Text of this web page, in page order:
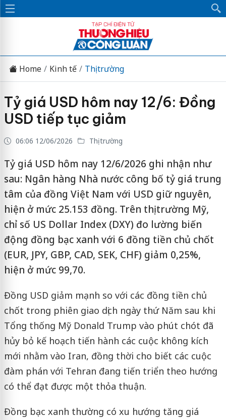
Home Kinh tế Thị trường
Tỷ giá USD hôm nay 12/6: Đồng
USD tiếp tục giảm
06:06 12/06/2026 Thị trường
Tỷ giá USD hôm nay 12/6/2026 ghi nhận như
sau: Ngân hàng Nhà nước công bố tỷ giá trung
tâm của đồng Việt Nam với USD giữ nguyên,
hiện ở mức 25.153 đồng. Trên thị trường Mỹ,
chỉ số US Dollar Index (DXY) đo lường biến
động đồng bạc xanh với 6 đồng tiền chủ chốt
(EUR, JPY, GBP, CAD, SEK, CHF) giảm 0,25%,
hiện ở mức 99,70.
Đồng USD giảm mạnh so với các đồng tiền chủ
chốt trong phiên giao dịch ngày thứ Năm sau khi
Tổng thống Mỹ Donald Trump vào phút chót đã
hủy bỏ kế hoạch tiến hành các cuộc không kích
mới nhằm vào Iran, đồng thời cho biết các cuộc
đàm phán với Tehran đang tiến triển theo hướng
có thể đạt được một thỏa thuận.
Đồng bạc xanh thường có xu hướng tăng giá